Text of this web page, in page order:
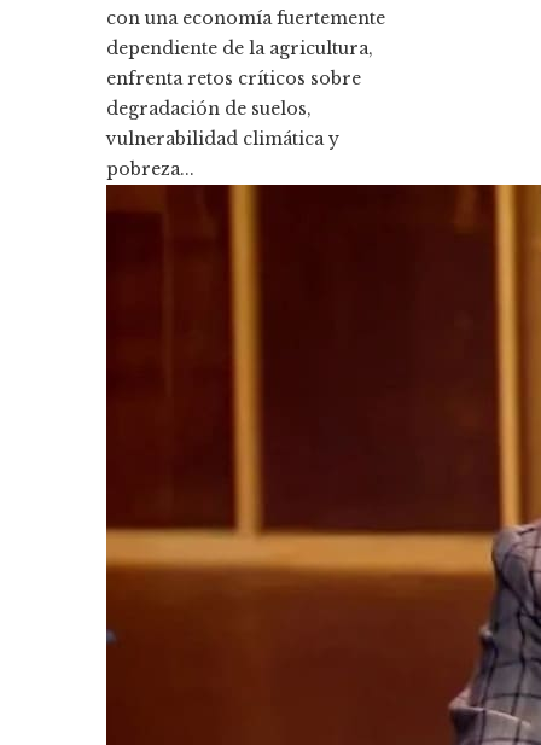
con una economía fuertemente
dependiente de la agricultura,
enfrenta retos críticos sobre
degradación de suelos,
vulnerabilidad climática y
pobreza...